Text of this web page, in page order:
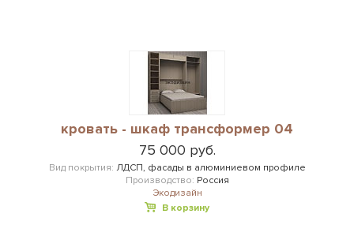
кровать - шкаф трансформер 04
75 000 руб.
Вид покрытия: ЛДСП, фасады в алюминиевом профиле
Производство: Россия
Экодизайн
В корзину